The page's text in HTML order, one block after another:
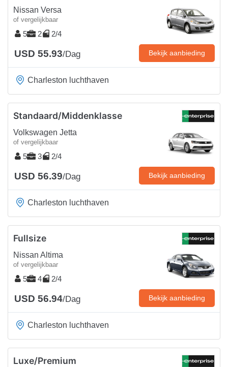
Nissan Versa
of vergelijkbaar
5 2 2/4
USD 55.93/Dag Bekijk aanbieding
Charleston luchthaven
Standaard/Middenklasse
Volkswagen Jetta
of vergelijkbaar
5 3 2/4
USD 56.39/Dag Bekijk aanbieding
Charleston luchthaven
Fullsize
Nissan Altima
of vergelijkbaar
5 4 2/4
USD 56.94/Dag Bekijk aanbieding
Charleston luchthaven
Luxe/Premium